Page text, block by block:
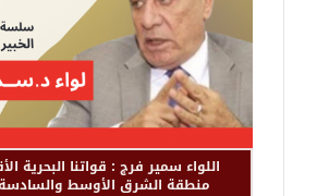
اللواء سمير فرج : قواتنا البحرية
منطقة الشرق الأوسط والسادسة